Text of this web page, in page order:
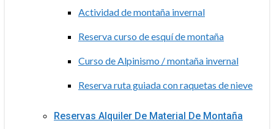
Actividad de montaña invernal
Reserva curso de esquí de montaña
Curso de Alpinismo / montaña invernal
Reserva ruta guiada con raquetas de nieve
Reservas Alquiler De Material De Montaña